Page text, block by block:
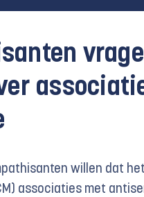
willen dat
associaties met